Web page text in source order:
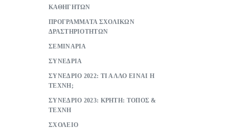
ΚΑΘΗΓΗΤΩΝ
ΠΡΟΓΡΑΜΜΑΤΑ ΣΧΟΛΙΚΩΝ
ΔΡΑΣΤΗΡΙΟΤΗΤΩΝ
ΣΕΜΙΝΑΡΙΑ
ΣΥΝΕΔΡΙΑ
ΣΥΝΕΔΡΙΟ 2022: ΤΙ ΑΛΛΟ ΕΙΝΑΙ Η
ΤΕΧΝΗ;
ΣΥΝΕΔΡΙΟ 2023: ΚΡΗΤΗ: ΤΟΠΟΣ &
ΤΕΧΝΗ
ΣΧΟΛΕΙΟ